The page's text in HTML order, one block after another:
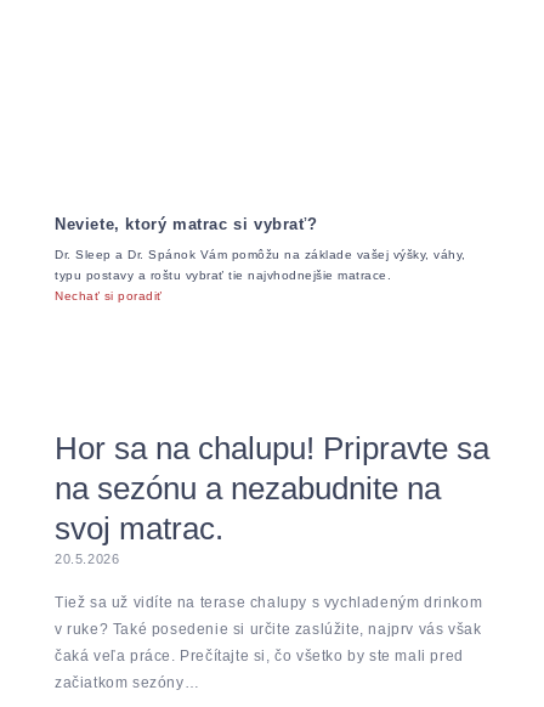
Neviete, ktorý matrac si vybrať?
Dr. Sleep a Dr. Spánok Vám pomôžu na základe vašej výšky, váhy,
typu postavy a roštu vybrať tie najvhodnejšie matrace.
Nechať si poradiť
Hor sa na chalupu! Pripravte sa
na sezónu a nezabudnite na
svoj matrac.
20.5.2026
Tiež sa už vidíte na terase chalupy s vychladeným drinkom
v ruke? Také posedenie si určite zaslúžite, najprv vás však
čaká veľa práce. Prečítajte si, čo všetko by ste mali pred
začiatkom sezóny…